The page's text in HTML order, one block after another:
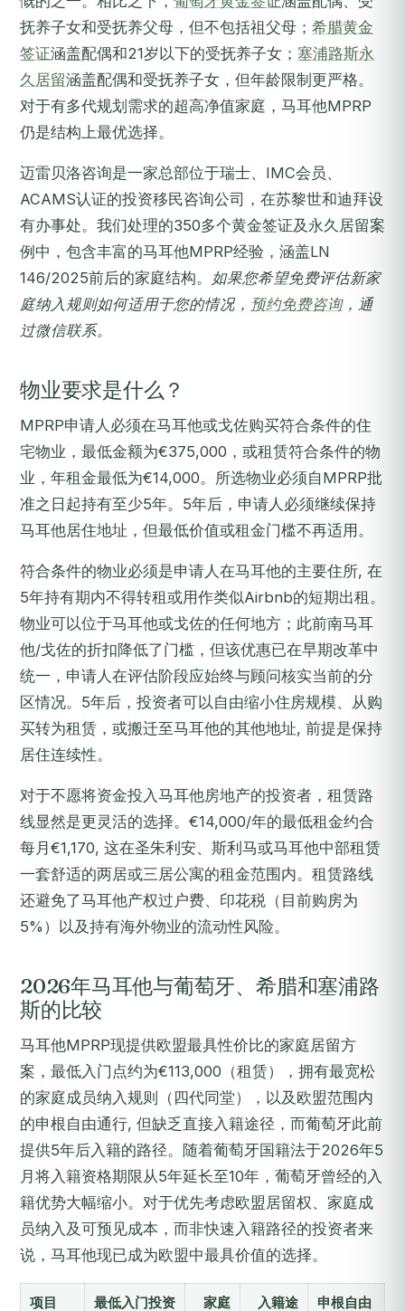
抚养子女和受抚养父母，但不包括祖父母； 希腊黄金
签证涵盖配偶和21岁以下的受抚养子女； 塞浦路斯永
久居留涵盖配偶和受抚养子女，但年龄限制更严格。
对于有多代规划需求的超高净值家庭，马耳他MPRP
仍是结构上最优选择。
迈雷贝洛咨询是一家总部位于瑞士、IMC会员、
ACAMS认证的投资移民咨询公司，在苏黎世和迪拜设
有办事处。我们处理的350多个黄金签证及永久居留案
例中，包含丰富的马耳他MPRP经验，涵盖LN
146/2025前后的家庭结构。 如果您希望免费评估新家
庭纳入规则如何适用于您的情况， 预约免费咨询，通
过微信联系。
物业要求是什么？
MPRP申请人必须在马耳他或戈佐购买符合条件的住
宅物业，最低金额为€375,000，或租赁符合条件的物
业，年租金最低为€14,000。所选物业必须自MPRP批
准之日起持有至少5年。5年后，申请人必须继续保持
马耳他居住地址，但最低价值或租金门槛不再适用。
符合条件的物业必须是申请人在马耳他的主要住所, 在
5年持有期内不得转租或用作类似Airbnb的短期出租。
物业可以位于马耳他或戈佐的任何地方；此前南马耳
他/戈佐的折扣降低了门槛，但该优惠已在早期改革中
统一，申请人在评估阶段应始终与顾问核实当前的分
区情况。5年后，投资者可以自由缩小住房规模、从购
买转为租赁，或搬迁至马耳他的其他地址, 前提是保持
居住连续性。
对于不愿将资金投入马耳他房地产的投资者，租赁路
线显然是更灵活的选择。€14,000/年的最低租金约合
每月€1,170, 这在圣朱利安、斯利马或马耳他中部租赁
一套舒适的两居或三居公寓的租金范围内。租赁路线
还避免了马耳他产权过户费、印花税（目前购房为
5%）以及持有海外物业的流动性风险。
2026年马耳他与葡萄牙、希腊和塞浦路
斯的比较
马耳他MPRP现提供欧盟最具性价比的家庭居留方
案，最低入门点约为€113,000（租赁），拥有最宽松
的家庭成员纳入规则（四代同堂），以及欧盟范围内
的申根自由通行, 但缺乏直接入籍途径，而葡萄牙此前
提供5年后入籍的路径。随着葡萄牙国籍法于2026年5
月将入籍资格期限从5年延长至10年，葡萄牙曾经的入
籍优势大幅缩小。对于优先考虑欧盟居留权、家庭成
员纳入及可预见成本，而非快速入籍路径的投资者来
说，马耳他现已成为欧盟中最具价值的选择。
项目 最低入门投资
家庭
入籍途
申根自由